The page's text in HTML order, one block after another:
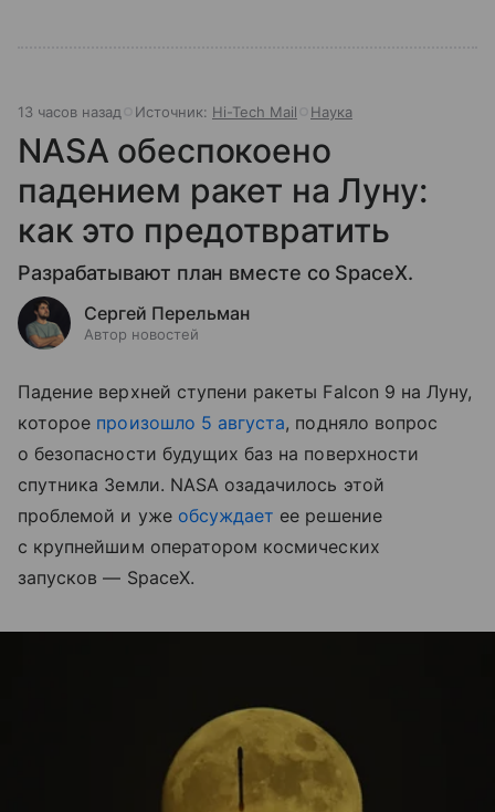
13 часов назад Источник: Hi-Tech Mail Наука
NASA обеспокоено
падением ракет на Луну:
как это предотвратить
Разрабатывают план вместе со SpaceX.
Сергей Перельман
Автор новостей
Падение верхней ступени ракеты Falcon 9 на Луну,
которое произошло 5 августа, подняло вопрос
о безопасности будущих баз на поверхности
спутника Земли. NASA озадачилось этой
проблемой и уже обсуждает ее решение
с крупнейшим оператором космических
запусков — SpaceX.